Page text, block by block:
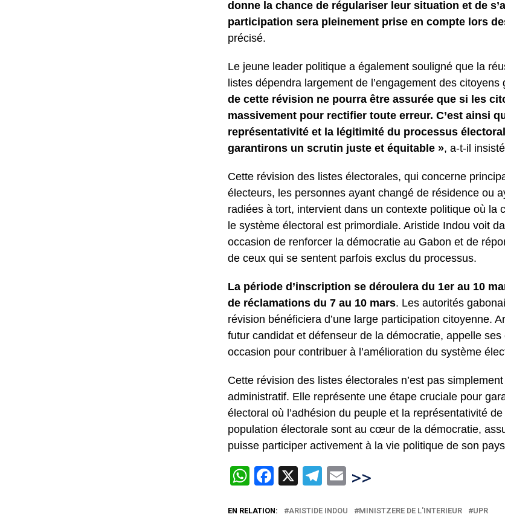
donne la chance de régulariser leur situation et de
participation sera pleinement prise en compte lors
précisé.
Le jeune leader politique a également souligné que la
listes dépendra largement de l’engagement des citoyens
de cette révision ne pourra être assurée que si les
massivement pour rectifier toute erreur. C’est ainsi
représentativité et la légitimité du processus
garantirons un scrutin juste et équitable », a-t-il
Cette révision des listes électorales, qui concerne
électeurs, les personnes ayant changé de résidence ou
radiées à tort, intervient dans un contexte politique où la
le système électoral est primordiale. Aristide Indou voit
occasion de renforcer la démocratie au Gabon et de
de ceux qui se sentent parfois exclus du processus.
La période d’inscription se déroulera du 1er au 10
de réclamations du 7 au 10 mars. Les autorités
révision bénéficiera d’une large participation citoyenne.
futur candidat et défenseur de la démocratie, appelle
occasion pour contribuer à l’amélioration du système
Cette révision des listes électorales n’est pas
administratif. Elle représente une étape cruciale pour
électoral où l’adhésion du peuple et la représentativité de
population électorale sont au cœur de la démocratie,
puisse participer activement à la vie politique de son
WhatsApp
Facebook
X Telegram
Email
>>
EN RELATION: ARISTIDE INDOU MINISTZERE DE L'INTERIEUR UPR